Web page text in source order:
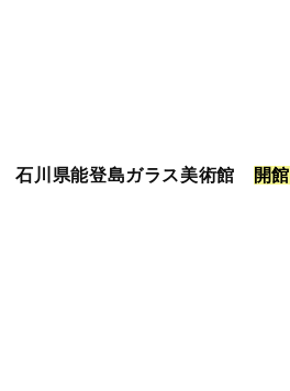
石川県能登島ガラス美術館 開館